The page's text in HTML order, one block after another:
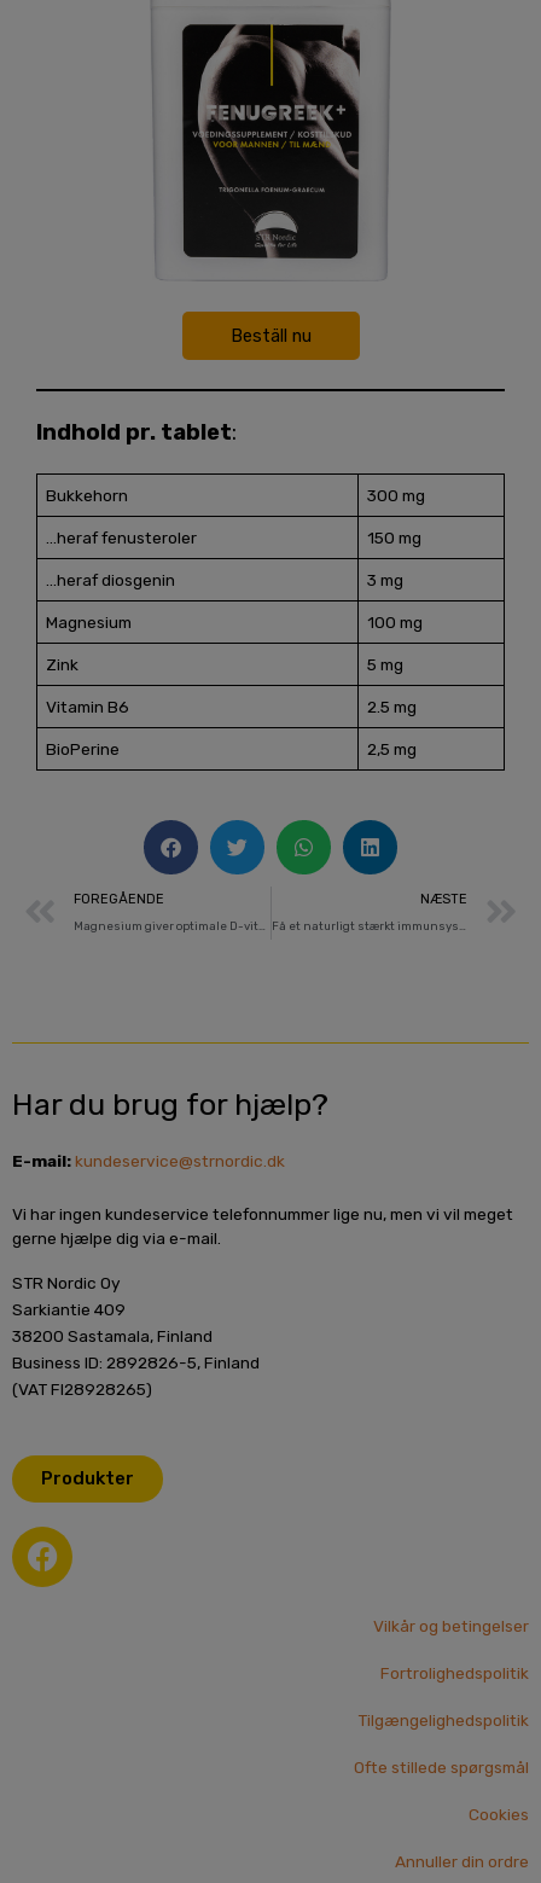
Beställ nu
Indhold pr. tablet:
Bukkehorn 300 mg
…heraf fenusteroler 150 mg
…heraf diosgenin 3 mg
Magnesium 100 mg
Zink 5 mg
Vitamin B6 2.5 mg
BioPerine 2,5 mg
Prev
FOREGÅENDE NÆSTE
Har du brug for hjælp?
E-mail:kundeservice@strnordic.dk
Vi har ingen kundeservice telefonnummer lige nu, men vi vil meget
gerne hjælpe dig via e-mail.
STR Nordic Oy
Sarkiantie 409
38200 Sastamala, Finland
Business ID: 2892826-5, Finland
(VAT FI28928265)
Produkter
F
a
Vilkår og betingelser
Fortrolighedspolitik
Tilgængelighedspolitik
Ofte stillede spørgsmål
Cookies
Annuller din ordre